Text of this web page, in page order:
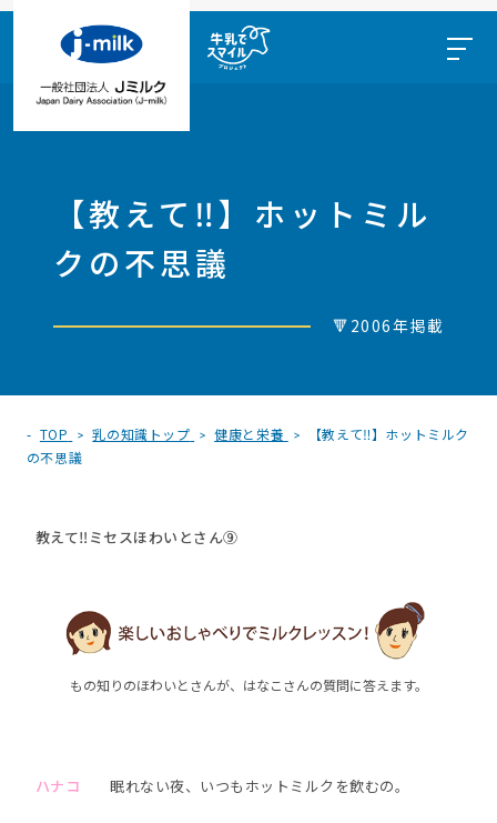
【教えて‼】ホットミル
クの不思議
🔻2006年掲載
TOP 乳の知識トップ 健康と栄養
【教えて‼】ホットミルク
の不思議
教えて‼ミセスほわいとさん⑨
もの知りのほわいとさんが、はなこさんの質問に答えます。
ハナコ 眠れない夜、いつもホットミルクを飲むの。